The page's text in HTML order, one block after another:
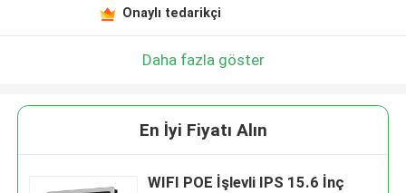
Onaylı tedarikçi
Daha fazla göster
En İyi Fiyatı Alın
WIFI POE İşlevli IPS 15.6 İnç